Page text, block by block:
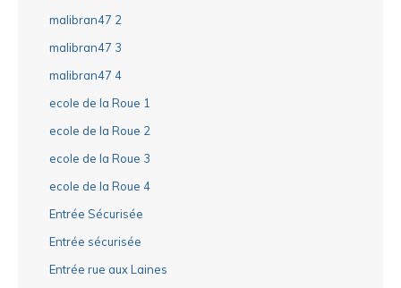
malibran47 2
malibran47 3
malibran47 4
ecole de la Roue 1
ecole de la Roue 2
ecole de la Roue 3
ecole de la Roue 4
Entrée Sécurisée
Entrée sécurisée
Entrée rue aux Laines